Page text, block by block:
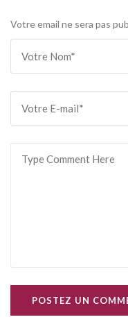
Votre email ne sera pas
POSTEZ UN